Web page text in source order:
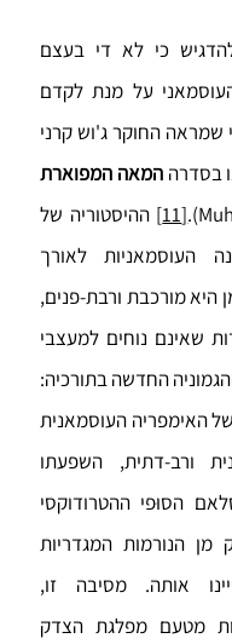
כי לא די בעצם
על מנת לקדם
שמראה החוקר ג'וש קרני
המאה המפוארת
[11]
ההיסטוריה של
העוסמאניות לאורך
היא מורכבת ורבת-פנים,
שאינם נוחים למעצבי
החדשה בתורכיה:
האימפריה העוסמאנית
ורב-דתית, השפעתו
הסוּפי ההטרודוקסי
מן הנורמות המגדריות
אותה. מסיבה זו,
מטעם מפלגת הצדק